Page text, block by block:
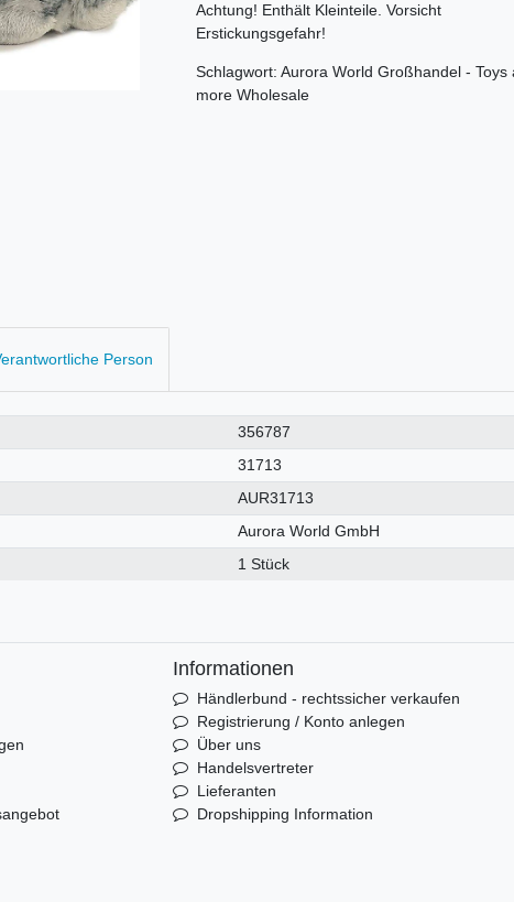
Achtung! Enthält Kleinteile. Vorsicht
Erstickungsgefahr!
Schlagwort: Aurora World Großhandel - Toys
more Wholesale
Person
356787
31713
AUR31713
Aurora World GmbH
1 Stück
Informationen
Händlerbund - rechtssicher verkaufen
Registrierung / Konto anlegen
Über uns
Handelsvertreter
Lieferanten
Dropshipping Information